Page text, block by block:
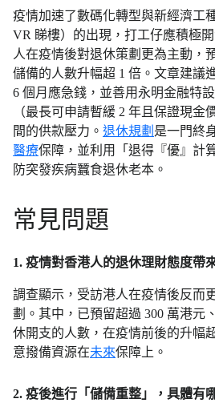
疫情加速了數碼化轉型與新經濟工
VR 睇樓）的出現，打工仔應積極
人在疫情後對退休策劃更為主動，
儲備的人數升幅超 1 倍。文章建議
6 個月應急錢，並善用永明金融特
（最長可申請暫緩 2 年且保證現金
間的供款壓力。 退休規劃 是一門終
醫療保障，並利用「退得『優』計
防突發疾病蠶食退休老本。
常見問題
1. 疫情對香港人的退休理財態度帶
調查顯示，受訪港人在疫情後反而
劃。其中，已預留超過 300 萬港元
休開支的人數，在疫情前後的升幅
意撥備資源在未來保障上。
2. 疫後進行「儲備重整」，具體有